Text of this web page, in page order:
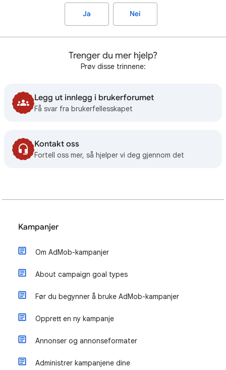
Ja Nei
Trenger du mer hjelp?
Prøv disse trinnene:
Legg ut innlegg i brukerforumet
Få svar fra brukerfellesskapet
Kontakt oss
Fortell oss mer, så hjelper vi deg gjennom det
Kampanjer
Om AdMob-kampanjer
About campaign goal types
Før du begynner å bruke AdMob-kampanjer
Opprett en ny kampanje
Annonser og annonseformater
Administrer kampanjene dine